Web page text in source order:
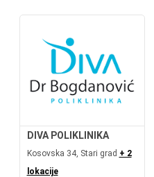
DIVA POLIKLINIKA
Kosovska 34, Stari grad + 2
lokacije